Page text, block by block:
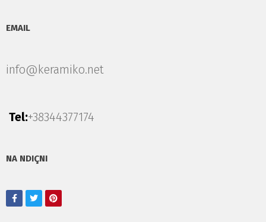
EMAIL
info@keramiko.net
Tel:+38344377174
NA NDIÇNI